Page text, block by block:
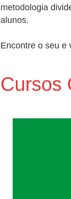
metodologia
alunos.
Encontre o seu e
Cursos